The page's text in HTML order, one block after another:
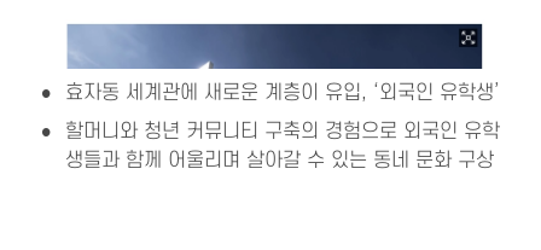
• 효자동 세계관에 새로운 계층이 유입, ‘외국인 유학생’
•
할머니와 청년 커뮤니티 구축의 경험으로 외국인 유학
생들과 함께 어울리며 살아갈 수 있는 동네 문화 구상